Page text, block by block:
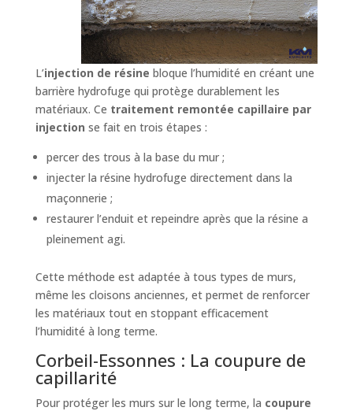
L’injection de résine bloque l’humidité en créant une
barrière hydrofuge qui protège durablement les
matériaux. Ce traitement remontée capillaire par
injection se fait en trois étapes :
percer des trous à la base du mur ;
injecter la résine hydrofuge directement dans la
maçonnerie ;
restaurer l’enduit et repeindre après que la résine a
pleinement agi.
Cette méthode est adaptée à tous types de murs,
même les cloisons anciennes, et permet de renforcer
les matériaux tout en stoppant efficacement
l’humidité à long terme.
Corbeil-Essonnes : La coupure de
capillarité
Pour protéger les murs sur le long terme, la coupure